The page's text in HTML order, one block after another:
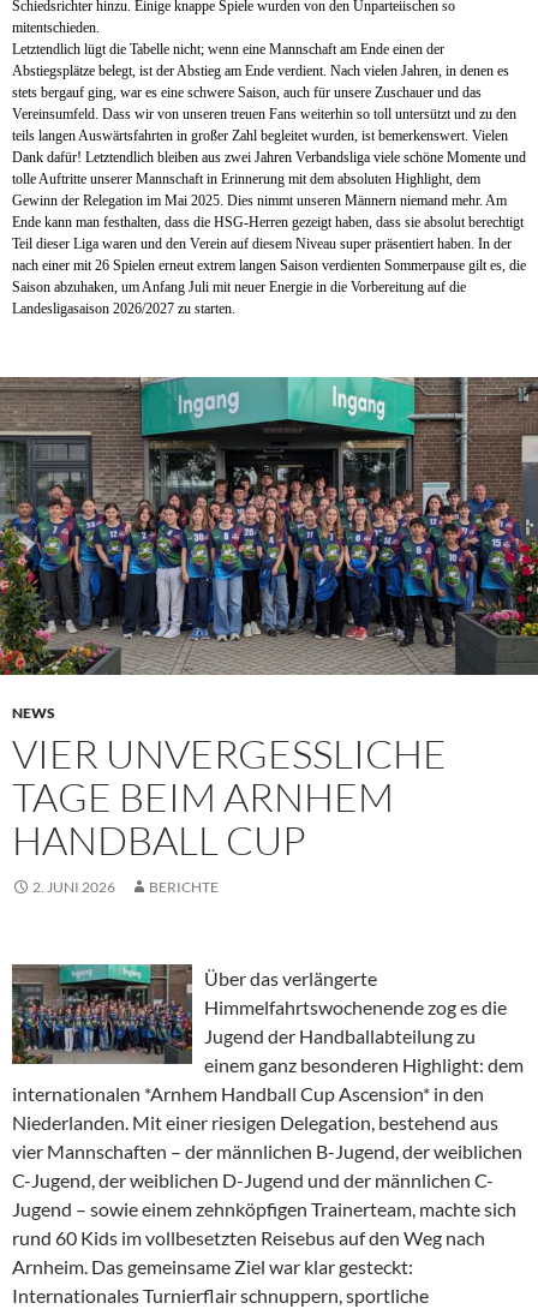
Schiedsrichter hinzu. Einige knappe Spiele wurden von den Unparteiischen so
mitentschieden.
Letztendlich lügt die Tabelle nicht; wenn eine Mannschaft am Ende einen der
Abstiegsplätze belegt, ist der Abstieg am Ende verdient. Nach vielen Jahren, in denen es
stets bergauf ging, war es eine schwere Saison, auch für unsere Zuschauer und das
Vereinsumfeld. Dass wir von unseren treuen Fans weiterhin so toll untersützt und zu den
teils langen Auswärtsfahrten in großer Zahl begleitet wurden, ist bemerkenswert. Vielen
Dank dafür! Letztendlich bleiben aus zwei Jahren Verbandsliga viele schöne Momente und
tolle Auftritte unserer Mannschaft in Erinnerung mit dem absoluten Highlight, dem
Gewinn der Relegation im Mai 2025. Dies nimmt unseren Männern niemand mehr. Am
Ende kann man festhalten, dass die HSG-Herren gezeigt haben, dass sie absolut berechtigt
Teil dieser Liga waren und den Verein auf diesem Niveau super präsentiert haben. In der
nach einer mit 26 Spielen erneut extrem langen Saison verdienten Sommerpause gilt es, die
Saison abzuhaken, um Anfang Juli mit neuer Energie in die Vorbereitung auf die
Landesligasaison 2026/2027 zu starten.
NEWS
VIER UNVERGESSLICHE
TAGE BEIM ARNHEM
HANDBALL CUP
2. JUNI 2026 BERICHTE
Über das verlängerte
Himmelfahrtswochenende zog es die
Jugend der Handballabteilung zu
einem ganz besonderen Highlight: dem
internationalen *Arnhem Handball Cup Ascension* in den
Niederlanden. Mit einer riesigen Delegation, bestehend aus
vier Mannschaften – der männlichen B-Jugend, der weiblichen
C-Jugend, der weiblichen D-Jugend und der männlichen C-
Jugend – sowie einem zehnköpfigen Trainerteam, machte sich
rund 60 Kids im vollbesetzten Reisebus auf den Weg nach
Arnheim. Das gemeinsame Ziel war klar gesteckt:
Internationales Turnierflair schnuppern, sportliche